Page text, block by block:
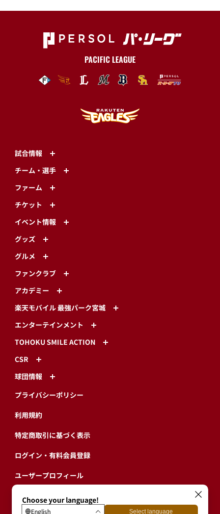
PACIFIC LEAGUE
試合情報
チーム・選手
ファーム
チケット
イベント情報
グッズ
グルメ
ファンクラブ
アカデミー
楽天モバイル 最強パーク宮城
エンターテインメント
TOHOKU SMILE ACTION
CSR
球団情報
プライバシーポリシー
利用規約
特定商取引に基づく表示
ログイン・有料会員登録
ユーザープロフィール
会員情報引継ぎ